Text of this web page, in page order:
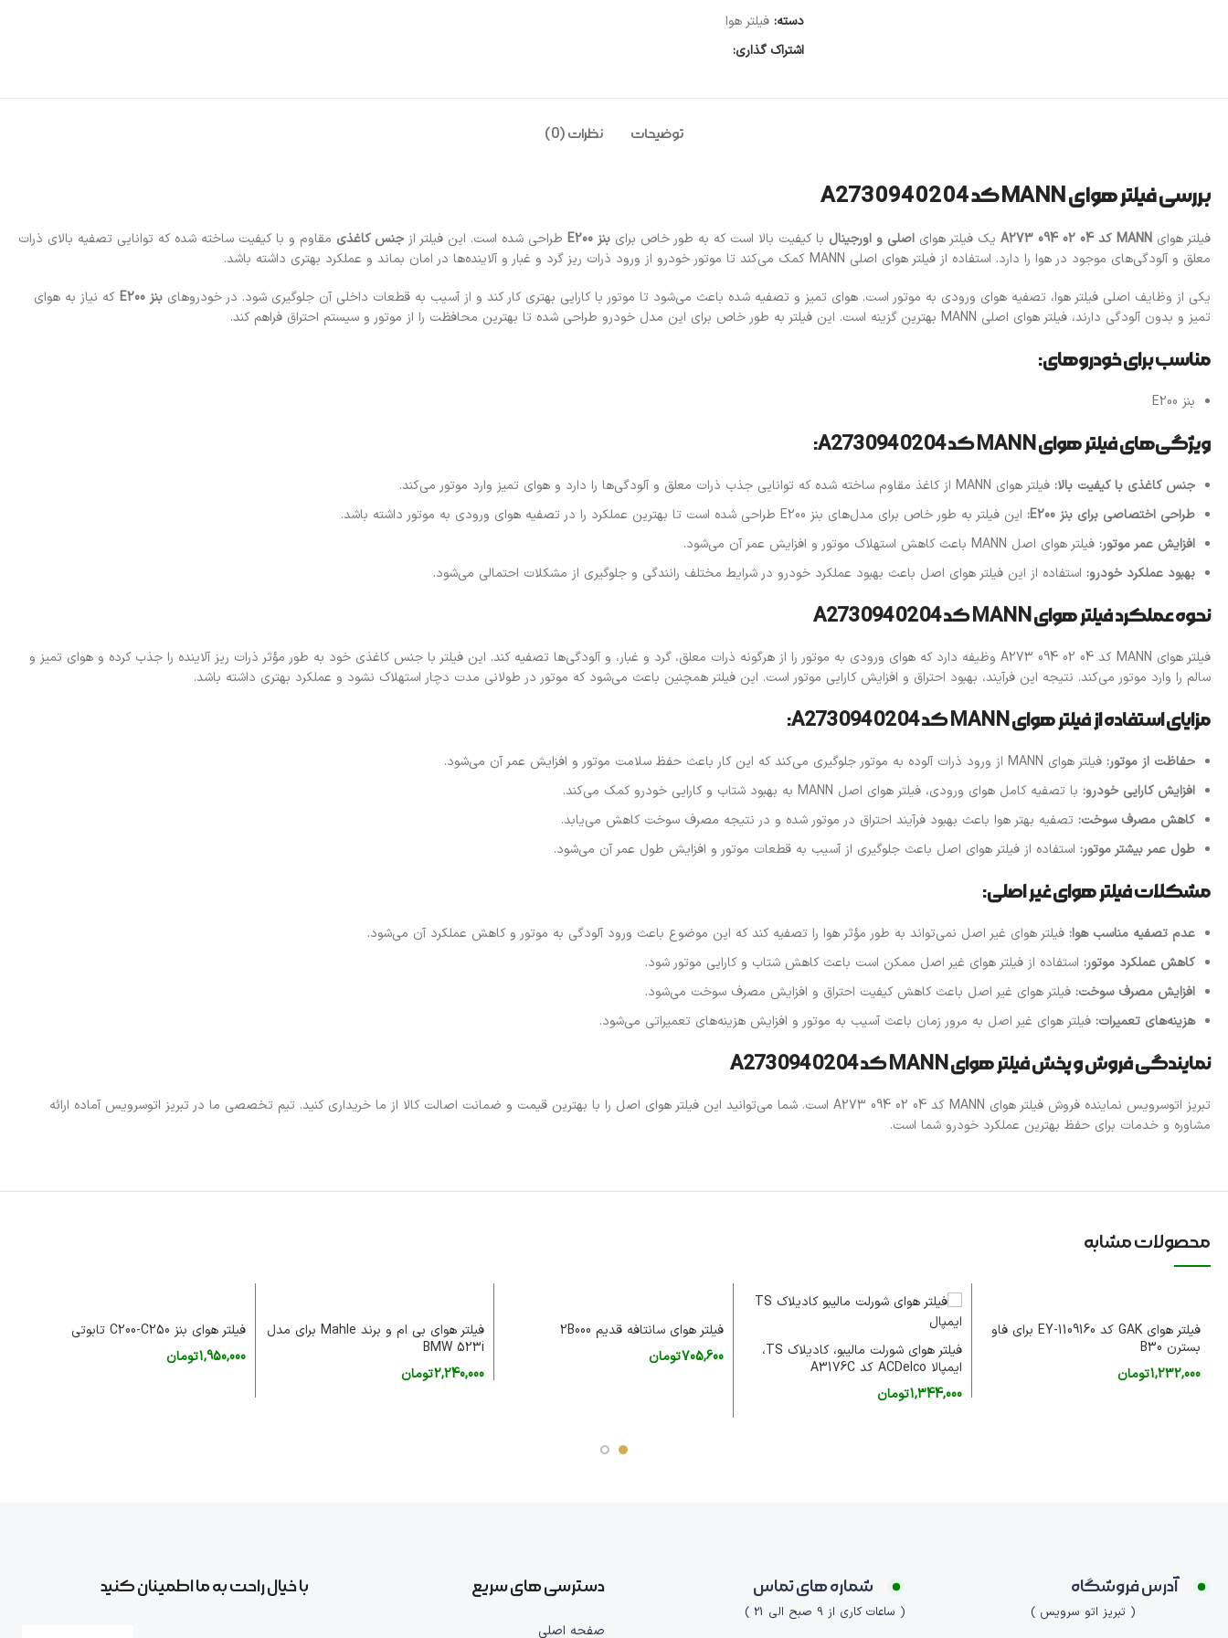
دسته: فیلتر هوا
اشتراک گذاری:
توضیحات نظرات (0)
بررسی فیلتر هوای MANN کد A273 094 02 04
فیلتر هوای MANN کد A273 094 02 04 یک فیلتر هوای اصلی و اورجینال با کیفیت بالا است که به طور خاص برای بنز E200 طراحی شده است. این فیلتر از جنس کاغذی مقاوم و با کیفیت ساخته شده که توانایی تصفیه بالای ذرات
معلق و آلودگی‌های موجود در هوا را دارد. استفاده از فیلتر هوای اصلی MANN کمک می‌کند تا موتور خودرو از ورود ذرات ریز گرد و غبار و آلاینده‌ها در امان بماند و عملکرد بهتری داشته باشد.
یکی از وظایف اصلی فیلتر هوا، تصفیه هوای ورودی به موتور است. هوای تمیز و تصفیه شده باعث می‌شود تا موتور با کارایی بهتری کار کند و از آسیب به قطعات داخلی آن جلوگیری شود. در خودروهای بنز E200
که نیاز به هوای
تمیز و بدون آلودگی دارند، فیلتر هوای اصلی MANN بهترین گزینه است. این فیلتر به طور خاص برای این مدل خودرو طراحی شده تا بهترین محافظت را از موتور و سیستم احتراق فراهم کند.
مناسب برای خودروهای:
بنز E200
ویژگی‌های فیلتر هوای MANN کد A273 094 02 04:
جنس کاغذی با کیفیت بالا: فیلتر هوای MANN از کاغذ مقاوم ساخته شده که توانایی جذب ذرات معلق و آلودگی‌ها را دارد و هوای تمیز وارد موتور می‌کند.
طراحی اختصاصی برای بنز E200:
این فیلتر به طور خاص برای مدل‌های بنز E200 طراحی شده است تا بهترین عملکرد را در تصفیه هوای ورودی به موتور داشته باشد.
افزایش عمر موتور: فیلتر هوای اصل MANN باعث کاهش استهلاک موتور و افزایش عمر آن می‌شود.
بهبود عملکرد خودرو: استفاده از این فیلتر هوای اصل باعث بهبود عملکرد خودرو در شرایط مختلف رانندگی و جلوگیری از مشکلات احتمالی می‌شود.
نحوه عملکرد فیلتر هوای MANN کد A273 094 02 04
فیلتر هوای MANN کد A273 094 02 04 وظیفه دارد که هوای ورودی به موتور را از هرگونه ذرات معلق، گرد و غبار، و آلودگی‌ها تصفیه کند. این فیلتر با جنس کاغذی خود به طور مؤثر ذرات ریز آلاینده را جذب کرده و هوای تمیز و
سالم را وارد موتور می‌کند. نتیجه این فرآیند، بهبود احتراق و افزایش کارایی موتور است. این فیلتر همچنین باعث می‌شود که موتور در طولانی مدت دچار استهلاک نشود و عملکرد بهتری داشته باشد.
مزایای استفاده از فیلتر هوای MANN کد A273 094 02 04:
حفاظت از موتور: فیلتر هوای MANN از ورود ذرات آلوده به موتور جلوگیری می‌کند که این کار باعث حفظ سلامت موتور و افزایش عمر آن می‌شود.
افزایش کارایی خودرو: با تصفیه کامل هوای ورودی، فیلتر هوای اصل MANN به بهبود شتاب و کارایی خودرو کمک می‌کند.
کاهش مصرف سوخت: تصفیه بهتر هوا باعث بهبود فرآیند احتراق در موتور شده و در نتیجه مصرف سوخت کاهش می‌یابد.
طول عمر بیشتر موتور: استفاده از فیلتر هوای اصل باعث جلوگیری از آسیب به قطعات موتور و افزایش طول عمر آن می‌شود.
مشکلات فیلتر هوای غیر اصلی:
عدم تصفیه مناسب هوا: فیلتر هوای غیر اصل نمی‌تواند به طور مؤثر هوا را تصفیه کند که این موضوع باعث ورود آلودگی به موتور و کاهش عملکرد آن می‌شود.
کاهش عملکرد موتور: استفاده از فیلتر هوای غیر اصل ممکن است باعث کاهش شتاب و کارایی موتور شود.
افزایش مصرف سوخت: فیلتر هوای غیر اصل باعث کاهش کیفیت احتراق و افزایش مصرف سوخت می‌شود.
هزینه‌های تعمیرات: فیلتر هوای غیر اصل به مرور زمان باعث آسیب به موتور و افزایش هزینه‌های تعمیراتی می‌شود.
نمایندگی فروش و پخش فیلتر هوای MANN کد A273 094 02 04
تبریز اتوسرویس نماینده فروش فیلتر هوای MANN کد A273 094 02 04 است. شما می‌توانید این فیلتر هوای اصل را با بهترین قیمت و ضمانت اصالت کالا از ما خریداری کنید. تیم تخصصی ما در تبریز اتوسرویس آماده ارائه
مشاوره و خدمات برای حفظ بهترین عملکرد خودرو شما است.
محصولات مشابه
فیلتر هوای GAK کد 1109160-EY برای فاو
بسترن B30
1,232,000تومان
فیلتر هوای شورلت مالیبو، کادیلاک TS،
ایمپالا ACDelco کد A3176C
1,344,000تومان
فیلتر هوای سانتافه قدیم 2B000
705,600تومان
فیلتر هوای بی ام و برند Mahle برای مدل
BMW 523i
2,240,000تومان
فیلتر هوای بنز C200-C250 تابوتی
1,950,000تومان
آدرس فروشگاه
( تبریز اتو سرویس )
شماره های تماس
( ساعات کاری از 9 صبح الی 21 )
دسترسی های سریع
صفحه اصلی
با خیال راحت به ما اطمینان کنید